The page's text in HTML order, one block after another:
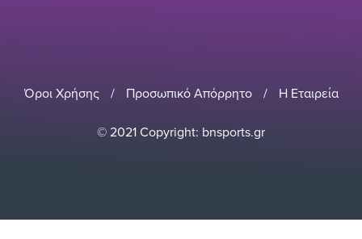
Όροι Χρήσης / Προσωπικό Απόρρητο / Η Εταιρεία
© 2021 Copyright: bnsports.gr